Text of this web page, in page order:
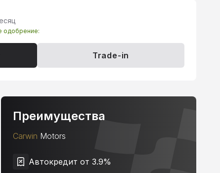
одобрение:
Trade-in
Преимущества
Carwin Motors
Автокредит от 3.9%